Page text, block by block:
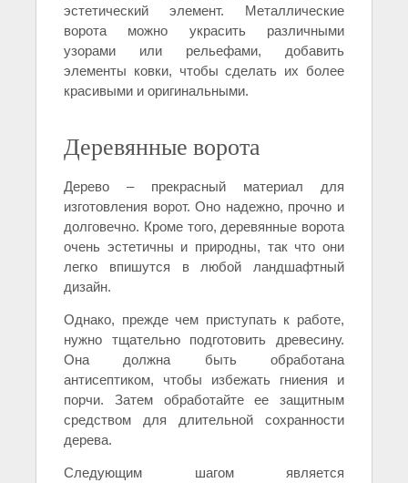
эстетический элемент. Металлические
ворота можно украсить различными
узорами или рельефами, добавить
элементы ковки, чтобы сделать их более
красивыми и оригинальными.
Деревянные ворота
Дерево – прекрасный материал для
изготовления ворот. Оно надежно, прочно и
долговечно. Кроме того, деревянные ворота
очень эстетичны и природны, так что они
легко впишутся в любой ландшафтный
дизайн.
Однако, прежде чем приступать к работе,
нужно тщательно подготовить древесину.
Она должна быть обработана
антисептиком, чтобы избежать гниения и
порчи. Затем обработайте ее защитным
средством для длительной сохранности
дерева.
Следующим шагом является